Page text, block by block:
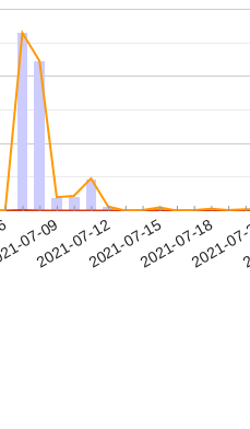
07-09
2021-07-122021-07-152021-07-18
2021-